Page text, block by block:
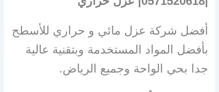
أفضل شركة عزل مائي و حراري للأسطح
بأفضل المواد المستخدمة وبتقنية عالية
جدا بحي الواحة وجميع الرياض.